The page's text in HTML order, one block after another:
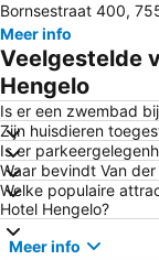
Burg Bentheim
Station Ochtrup
Speicherbecken
Stadthalle Rheine
Naturzoo Rheine
Bornsestraat 400,
Meer info
Veelgestelde
Hengelo
Is er een zwembad
Zijn huisdieren
Is er
Waar bevindt Van
Welke populaire
Hotel Hengelo?
Meer info